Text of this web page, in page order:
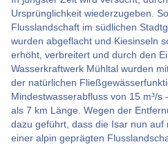
Ursprünglichkeit wiederzugeben.
Flusslandschaft im südlichen
wurden abgeflacht und Kiesinseln
erhöht, verbreitert und durch den
Wasserkraftwerk Mühltal wurden
der natürlichen
Mindestwasserabfluss von 15 m³/
als 7 km Länge. Wegen der
dazu geführt, dass die Isar nun
einer alpin geprägten